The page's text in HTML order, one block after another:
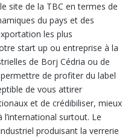
site de la TBC en termes de
du pays et des
les plus
start up ou entreprise à la
de Borj Cédria ou de
de profiter du label
de vous attirer
et de crédibiliser, mieux
surtout. Le
produisant la verrerie